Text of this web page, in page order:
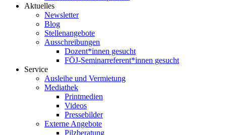
Aktuelles
Newsletter
Blog
Stellenangebote
Ausschreibungen
Dozent*innen gesucht
FÖJ-Seminarreferent*innen gesucht
Service
Ausleihe und Vermietung
Mediathek
Printmedien
Videos
Pressebilder
Externe Angebote
Pilzberatung